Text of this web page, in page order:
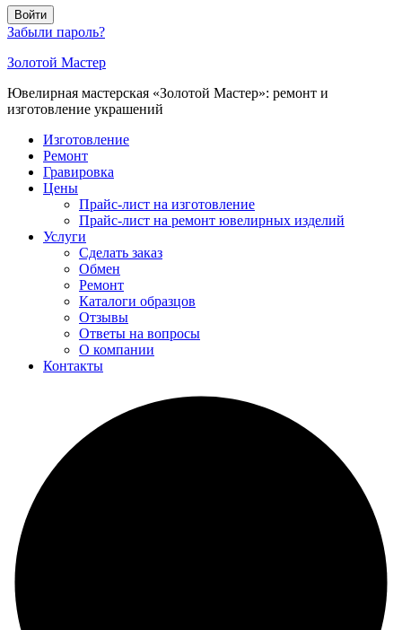
Войти
Забыли пароль?
Золотой Мастер
Ювелирная мастерская «Золотой Мастер»: ремонт и
изготовление украшений
Изготовление
Ремонт
Гравировка
Цены
Прайс-лист на изготовление
Прайс-лист на ремонт ювелирных изделий
Услуги
Сделать заказ
Обмен
Ремонт
Каталоги образцов
Отзывы
Ответы на вопросы
О компании
Контакты